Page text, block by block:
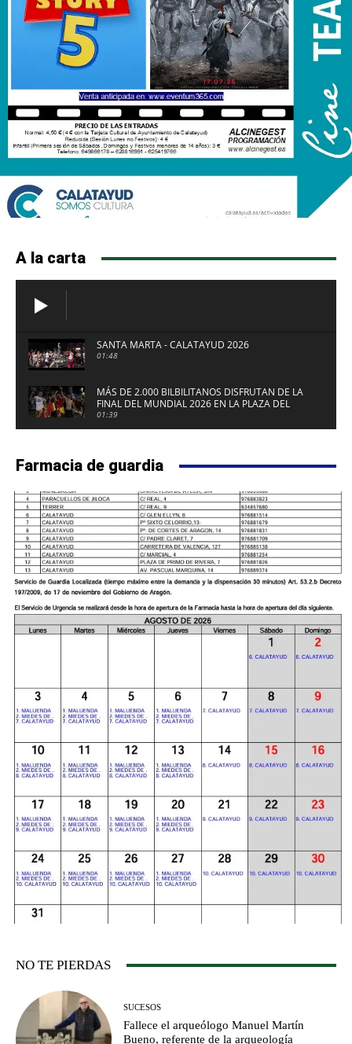
A la carta
SANTA MARTA - CALATAYUD 2026
01:48
MÁS DE 2.000 BILBILITANOS DISFRUTAN DE LA
FINAL DEL MUNDIAL 2026 EN LA PLAZA DEL
FUERTE DE CALATAYUD
01:39
Farmacia de guardia
NO TE PIERDAS
SUCESOS
Fallece el arqueólogo Manuel Martín
Bueno, referente de la arqueología